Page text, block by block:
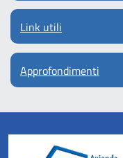
Link utili
Approfondimenti